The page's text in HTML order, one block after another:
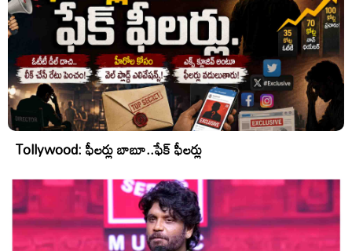
Tollywood: ఫీలర్లు బాబూ..ఫేక్ ఫీలర్లు